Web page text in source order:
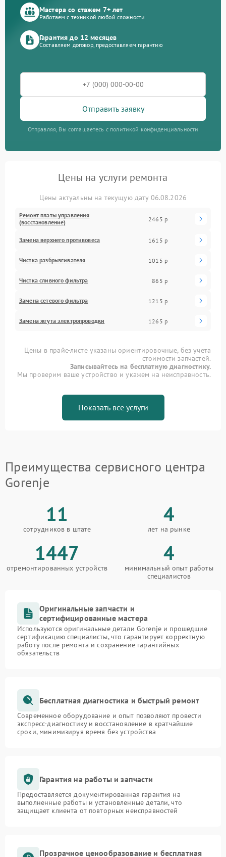
Мастера со стажем 7+ лет
Работаем с техникой любой сложности
Гарантия до 12 месяцев
Составляем договор, предоставляем гарантию
Отправить заявку
Отправляя, Вы соглашаетесь с политикой конфиденциальности
Цены на услуги ремонта
Цены актуальны на текущую дату 06.08.2026
Ремонт платы управления
(восстановление)
2465 р
Замена верхнего противовеса 1615 р
Чистка разбрызгивателя 1015 р
Чистка сливного фильтра 865 р
Замена сетевого фильтра 1215 р
Замена жгута электропроводки 1265 р
Цены в прайс-листе указаны ориентировочные, без учета
стоимости запчастей.
Записывайтесь на бесплатную диагностику.
Мы проверим ваше устройство и укажем на неисправность.
Показать все услуги
Преимущества сервисного центра
Gorenje
11
сотрудников в штате
4
лет на рынке
1447
отремонтированных устройств
4
минимальный опыт работы
специалистов
Оригинальные запчасти и
сертифицированные мастера
Используются оригинальные детали Gorenje и прошедшие
сертификацию специалисты, что гарантирует корректную
работу после ремонта и сохранение гарантийных
обязательств
Бесплатная диагностика и быстрый ремонт
Современное оборудование и опыт позволяют провести
экспресс-диагностику и восстановление в кратчайшие
сроки, минимизируя время без устройства
Гарантия на работы и запчасти
Предоставляется документированная гарантия на
выполненные работы и установленные детали, что
защищает клиента от повторных неисправностей
Прозрачное ценообразование и бесплатная